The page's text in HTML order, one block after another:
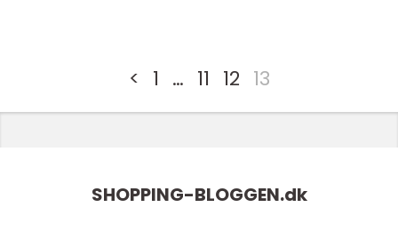
< 1 … 11 12 13
SHOPPING-BLOGGEN.dk